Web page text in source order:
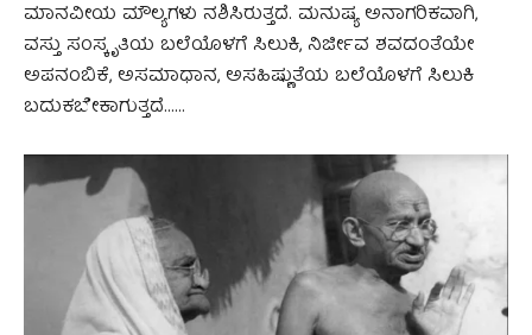
ಮಾನವೀಯ ಮೌಲ್ಯಗಳು ನಶಿಸಿರುತ್ತದೆ. ಮನುಷ್ಯ ಅನಾಗರಿಕವಾಗಿ,
ವಸ್ತು ಸಂಸ್ಕೃತಿಯ ಬಲೆಯೊಳಗೆ ಸಿಲುಕಿ, ನಿರ್ಜೀವ ಶವದಂತೆಯೇ
ಅಪನಂಬಿಕೆ, ಅಸಮಾಧಾನ, ಅಸಹಿಷ್ಣುತೆಯ ಬಲೆಯೊಳಗೆ ಸಿಲುಕಿ
ಬದುಕಬೇಕಾಗುತ್ತದೆ……